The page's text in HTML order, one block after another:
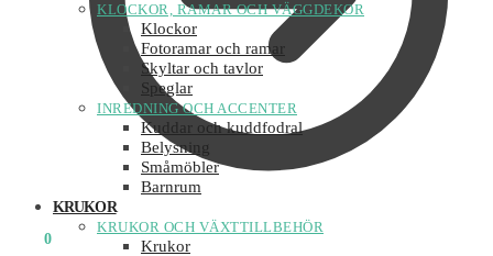
0
KLOCKOR, RAMAR OCH VÄGGDEKOR
Klockor
Fotoramar och ramar
Skyltar och tavlor
Speglar
INREDNING OCH ACCENTER
Kuddar och kuddfodral
Belysning
Småmöbler
Barnrum
KRUKOR
KRUKOR OCH VÄXTTILLBEHÖR
Krukor